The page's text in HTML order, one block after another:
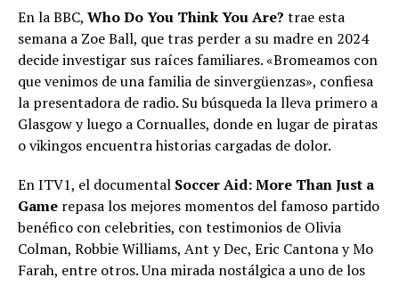
En la BBC, Who Do You Think You Are? trae esta
semana a Zoe Ball, que tras perder a su madre en 2024
decide investigar sus raíces familiares. «Bromeamos con
que venimos de una familia de sinvergüenzas», confiesa
la presentadora de radio. Su búsqueda la lleva primero a
Glasgow y luego a Cornualles, donde en lugar de piratas
o vikingos encuentra historias cargadas de dolor.
En ITV1, el documental Soccer Aid: More Than Just a
Game repasa los mejores momentos del famoso partido
benéfico con celebrities, con testimonios de Olivia
Colman, Robbie Williams, Ant y Dec, Eric Cantona y Mo
Farah, entre otros. Una mirada nostálgica a uno de los